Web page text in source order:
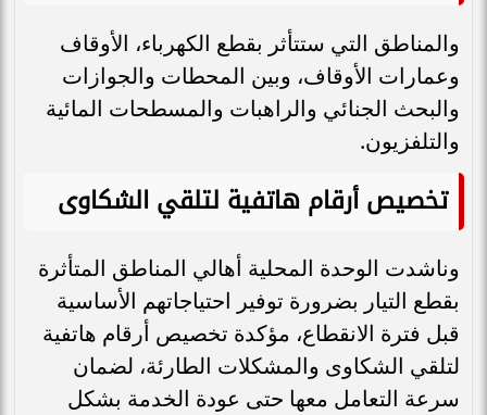
والمناطق التي ستتأثر بقطع الكهرباء، الأوقاف
وعمارات الأوقاف، وبين المحطات والجوازات
والبحث الجنائي والراهبات والمسطحات المائية
والتلفزيون.
تخصيص أرقام هاتفية لتلقي الشكاوى
وناشدت الوحدة المحلية أهالي المناطق المتأثرة
بقطع التيار بضرورة توفير احتياجاتهم الأساسية
قبل فترة الانقطاع، مؤكدة تخصيص أرقام هاتفية
لتلقي الشكاوى والمشكلات الطارئة، لضمان
سرعة التعامل معها حتى عودة الخدمة بشكل